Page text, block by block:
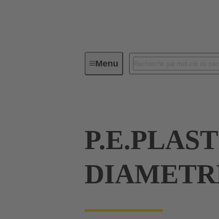
MenuConnecteurs industriels / Han®